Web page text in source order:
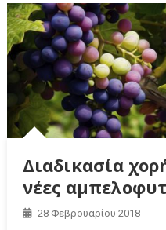
Διαδικασία
νέες
28 Φεβρουαρίου 2018